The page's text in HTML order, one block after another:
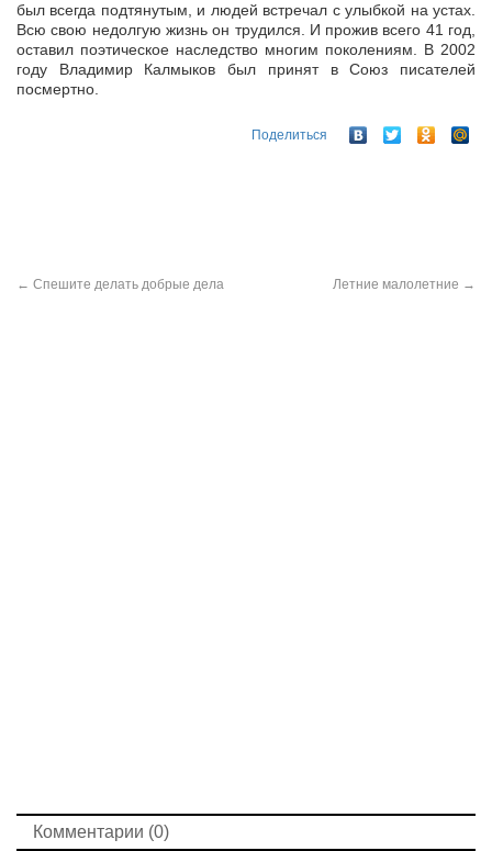
был всегда подтянутым, и людей встречал с улыбкой на устах.
Всю свою недолгую жизнь он трудился. И прожив всего 41 год,
оставил поэтическое наследство многим поколениям. В 2002
году Владимир Калмыков был принят в Союз писателей
посмертно.
Поделиться
← Спешите делать добрые дела Летние малолетние →
Комментарии (0)